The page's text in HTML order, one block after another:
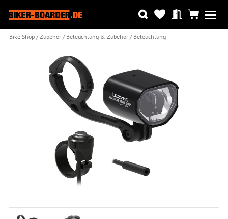
Bike Shop Zubehör Beleuchtung & Zubehör Beleuchtung